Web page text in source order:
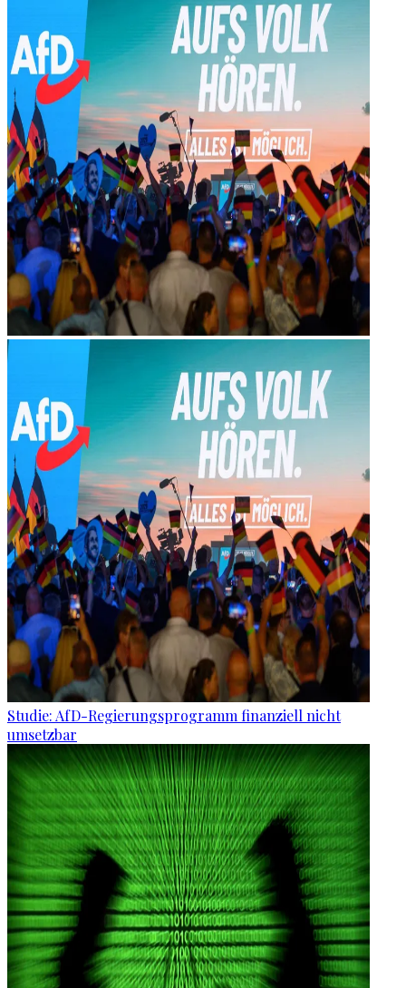
Studie: AfD-Regierungsprogramm finanziell nicht
umsetzbar